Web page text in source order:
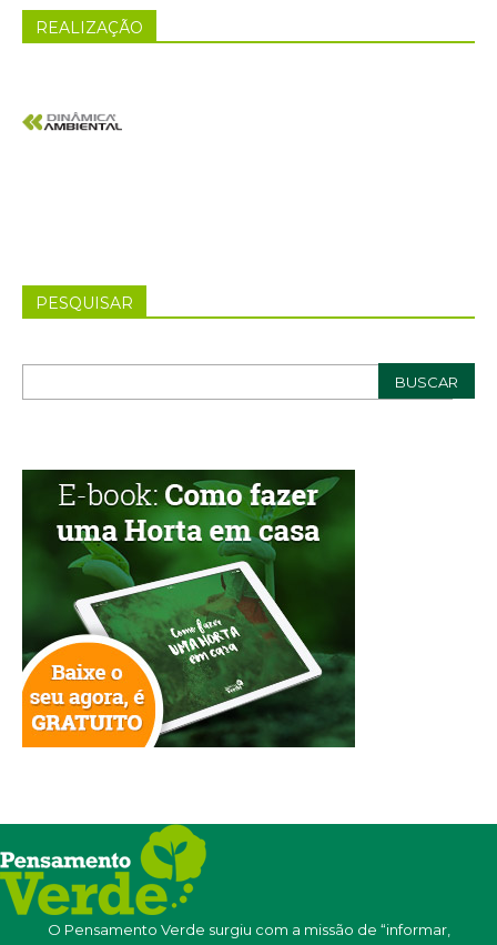
REALIZAÇÃO
PESQUISAR
O Pensamento Verde surgiu com a missão de “informar,